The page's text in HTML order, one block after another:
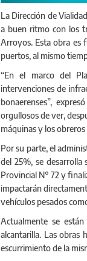
La Dirección de
a buen ritmo con los
Arroyos. Esta obra es
puertos, al mismo
“En el marco del
intervenciones de
bonaerenses”,
orgullosos de ver,
máquinas y los
Por su parte, el
del 25%, se
Provincial N° 72 y
impactarán
vehículos pesados
Actualmente se
alcantarilla. Las obras
escurrimiento de la